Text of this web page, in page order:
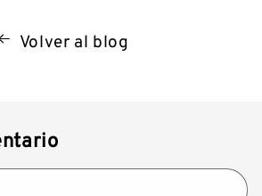
Volver al blog